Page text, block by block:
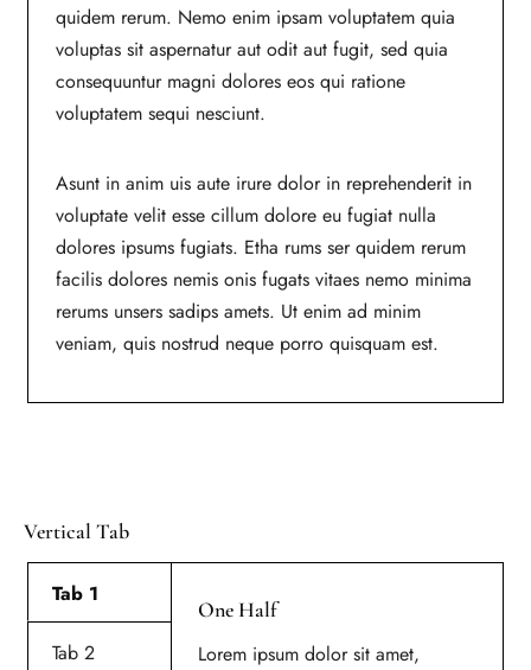
quidem rerum. Nemo enim ipsam voluptatem quia
voluptas sit aspernatur aut odit aut fugit, sed quia
consequuntur magni dolores eos qui ratione
voluptatem sequi nesciunt.
Asunt in anim uis aute irure dolor in reprehenderit in
voluptate velit esse cillum dolore eu fugiat nulla
dolores ipsums fugiats. Etha rums ser quidem rerum
facilis dolores nemis onis fugats vitaes nemo minima
rerums unsers sadips amets. Ut enim ad minim
veniam, quis nostrud neque porro quisquam est.
Vertical Tab
Tab 1
Tab 2
One Half
Lorem ipsum dolor sit amet,